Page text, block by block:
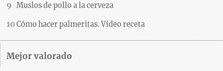
Muslos de pollo a la cerveza
Cómo hacer palmeritas. Vídeo receta
Mejor valorado